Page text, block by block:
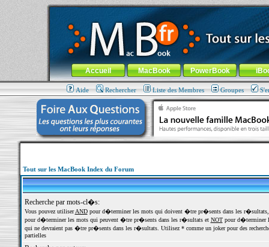
MacBook-fr.com : 100% Apple... 100% nomade !
Aller au contenu-Aller au menu général-Aller au menu de
Menu général
Accueil MacBook PowerBook
Aide Rechercher Liste des Membres Groupes
Tout sur les MacBook Index du Forum
Recherche par mots-cl�s:
Vous pouvez utiliserANDpour d�terminer les mots qui doivent �tre pr�sents dans les
pour d�terminer les mots qui peuvent �tre pr�sents dans les r�sultats et NOTpour d�terminer
qui ne devraient pas �tre pr�sents dans les r�sultats. Utilisez * comme un joker pour des
partielles